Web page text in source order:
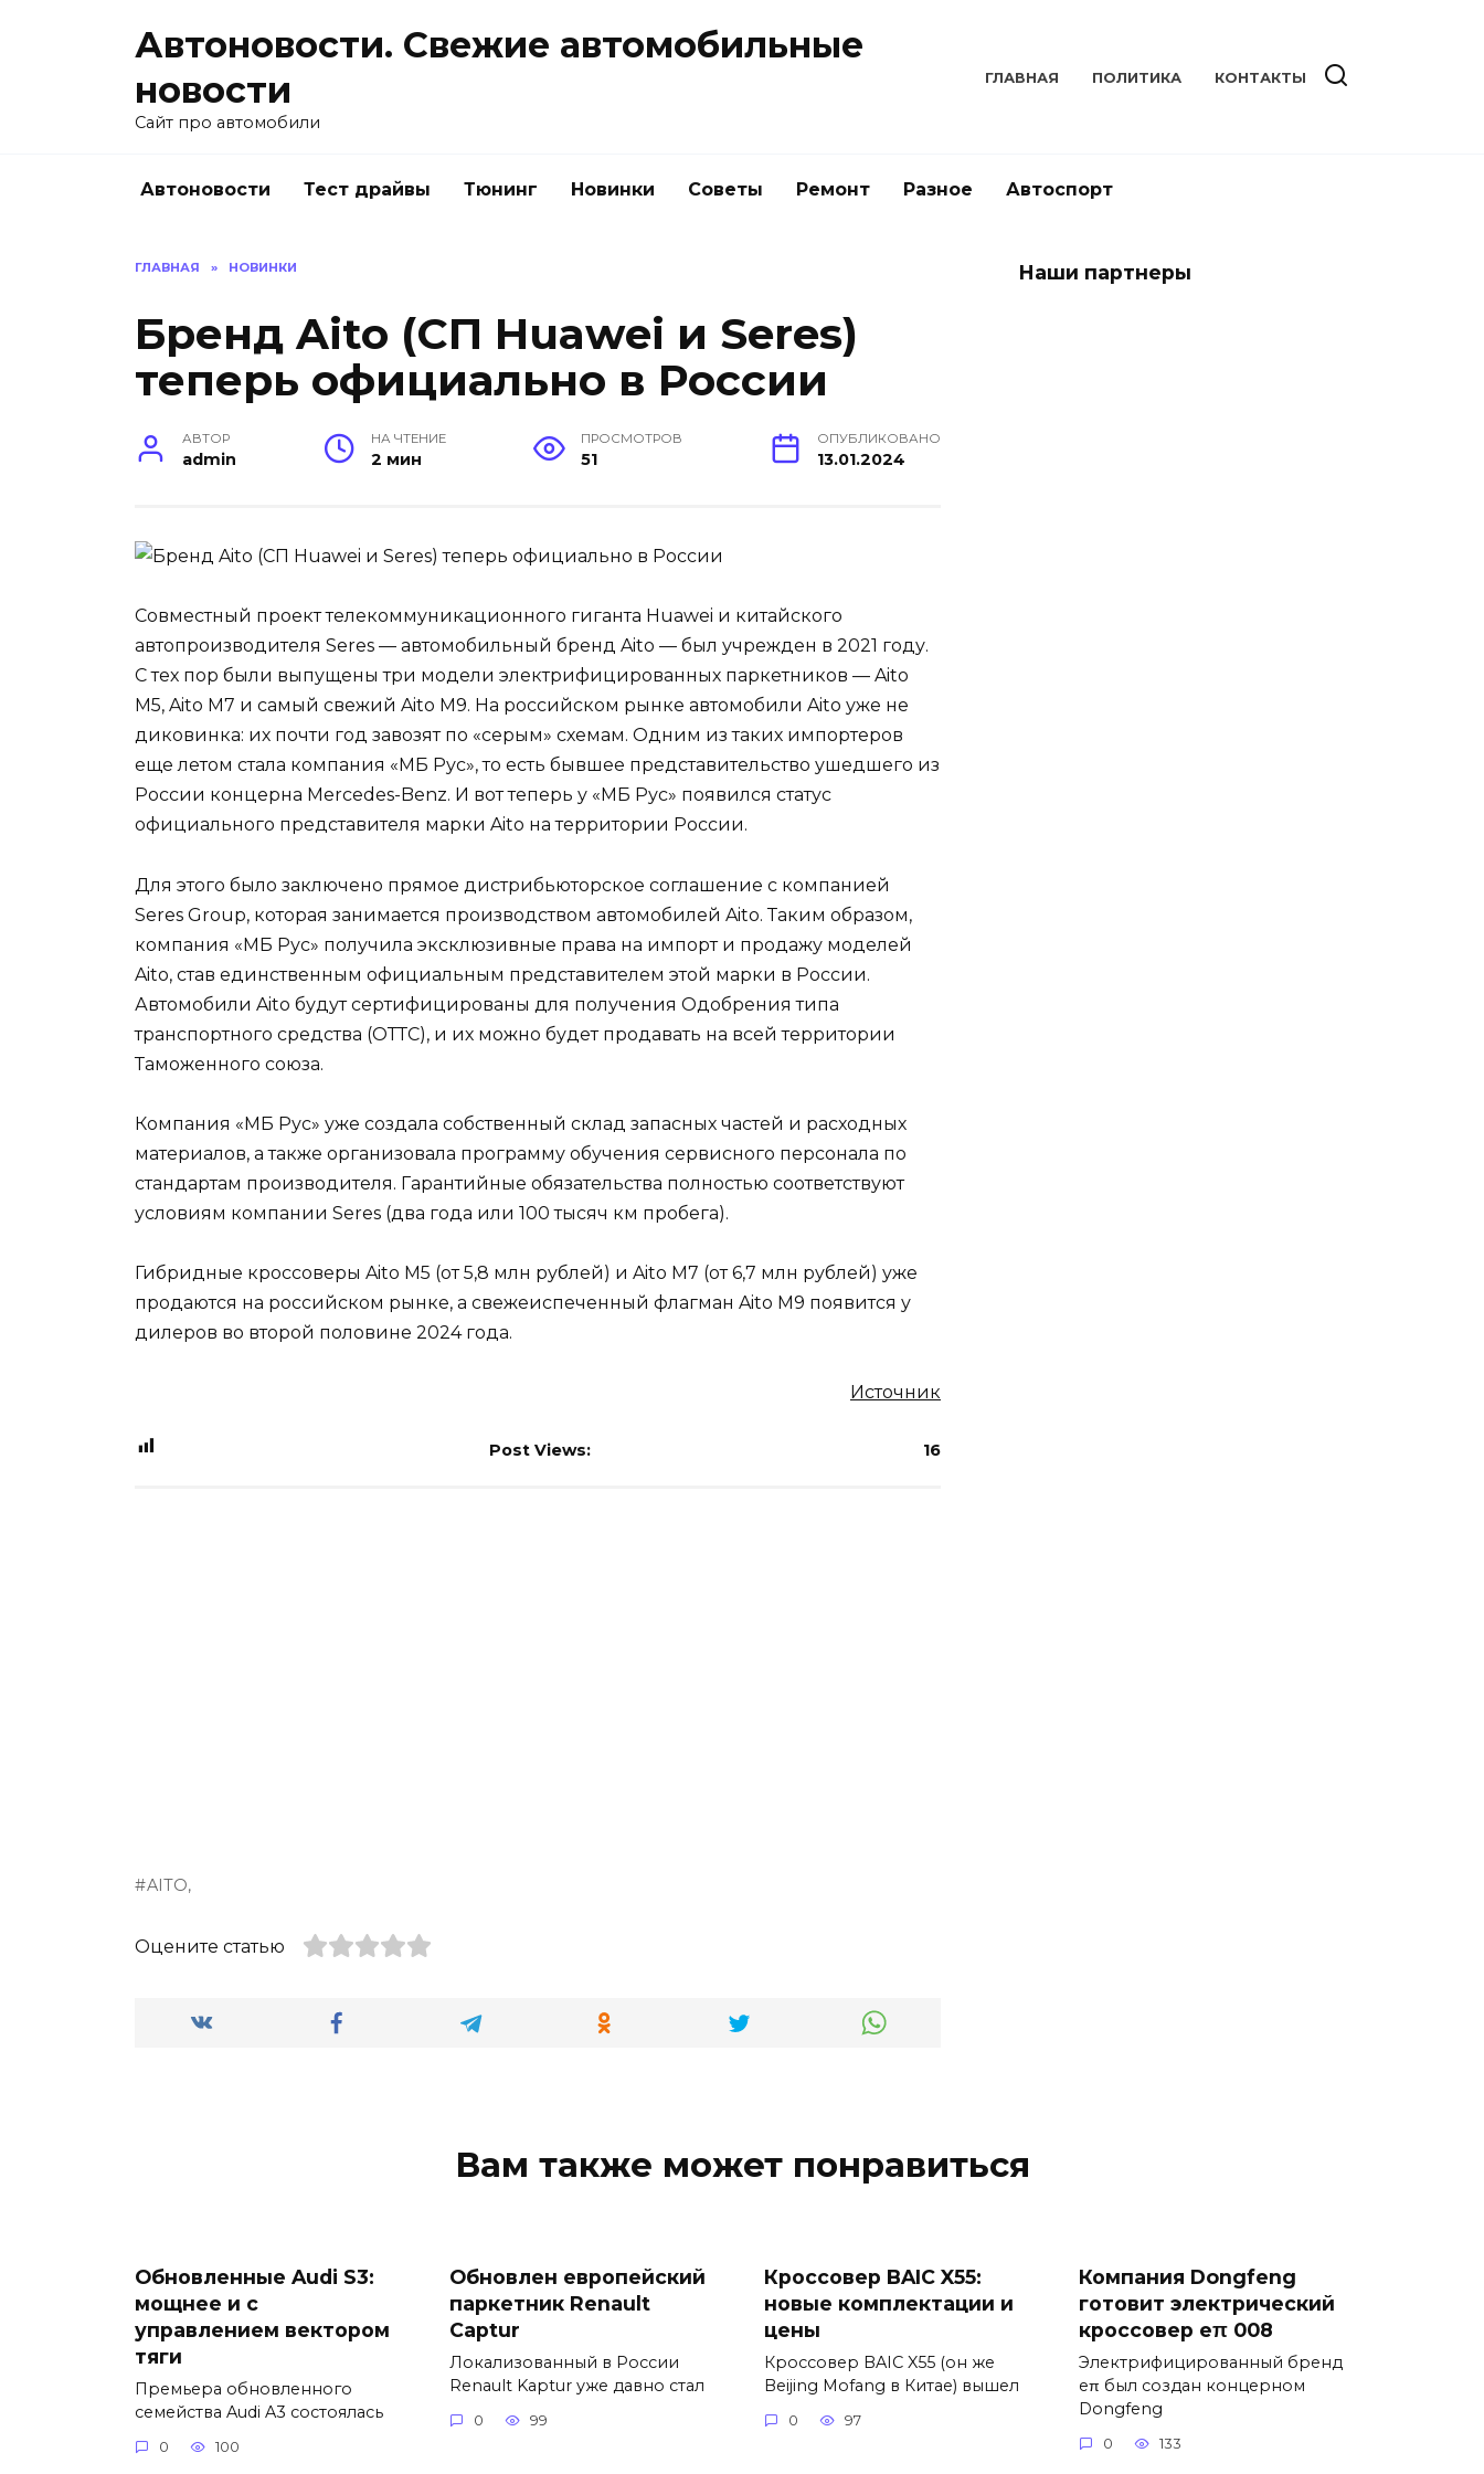
Автоновости. Свежие автомобильные
новости
Сайт про автомобили
ГЛАВНАЯ ПОЛИТИКА КОНТАКТЫ
Автоновости Тест драйвы Тюнинг Новинки Советы Ремонт Разное Автоспорт
ГЛАВНАЯ » НОВИНКИ
Бренд Aito (СП Huawei и Seres)
теперь официально в России
АВТОР
admin
НА ЧТЕНИЕ
2 мин
ПРОСМОТРОВ
51
ОПУБЛИКОВАНО
13.01.2024
Совместный проект телекоммуникационного гиганта Huawei и китайского
автопроизводителя Seres — автомобильный бренд Aito — был учрежден в 2021 году.
С тех пор были выпущены три модели электрифицированных паркетников — Aito
M5, Aito M7 и самый свежий Aito M9. На российском рынке автомобили Aito уже не
диковинка: их почти год завозят по «серым» схемам. Одним из таких импортеров
еще летом стала компания «МБ Рус», то есть бывшее представительство ушедшего из
России концерна Mercedes-Benz. И вот теперь у «МБ Рус» появился статус
официального представителя марки Aito на территории России.
Для этого было заключено прямое дистрибьюторское соглашение с компанией
Seres Group, которая занимается производством автомобилей Aito. Таким образом,
компания «МБ Рус» получила эксклюзивные права на импорт и продажу моделей
Aito, став единственным официальным представителем этой марки в России.
Автомобили Aito будут сертифицированы для получения Одобрения типа
транспортного средства (ОТТС), и их можно будет продавать на всей территории
Таможенного союза.
Компания «МБ Рус» уже создала собственный склад запасных частей и расходных
материалов, а также организовала программу обучения сервисного персонала по
стандартам производителя. Гарантийные обязательства полностью соответствуют
условиям компании Seres (два года или 100 тысяч км пробега).
Гибридные кроссоверы Aito M5 (от 5,8 млн рублей) и Aito M7 (от 6,7 млн рублей) уже
продаются на российском рынке, а свежеиспеченный флагман Aito М9 появится у
дилеров во второй половине 2024 года.
Источник
Post Views: 16
AITO,
Оцените статью
Наши партнеры
Вам также может понравиться
Обновленные Audi S3:
мощнее и с
управлением вектором
тяги
Премьера обновленного
семейства Audi A3 состоялась
0 100
Обновлен европейский
паркетник Renault
Captur
Локализованный в России
Renault Kaptur уже давно стал
0 99
Кроссовер BAIC X55:
новые комплектации и
цены
Кроссовер BAIC X55 (он же
Beijing Mofang в Китае) вышел
0 97
Компания Dongfeng
готовит электрический
кроссовер eπ 008
Электрифицированный бренд
eπ был создан концерном
Dongfeng
0 133